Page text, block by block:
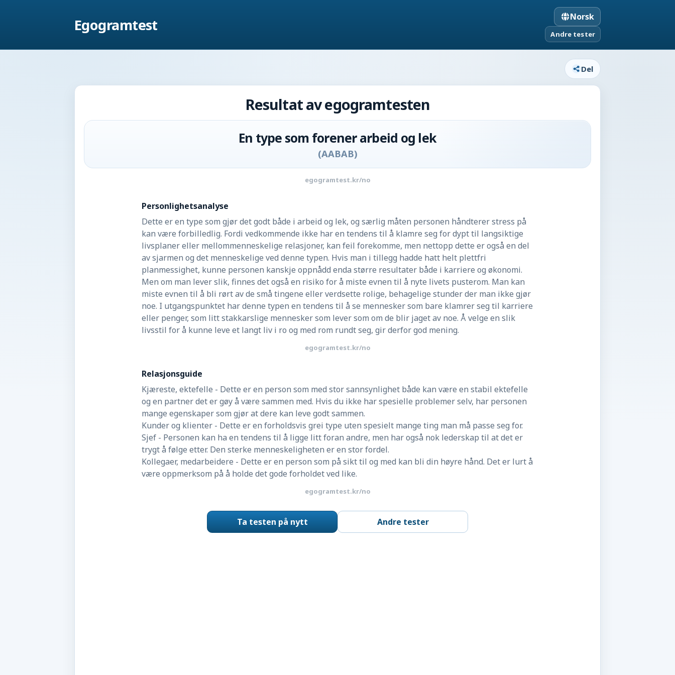
Egogramtest Norsk
Andre tester
Del
Resultat av egogramtesten
En type som forener arbeid og lek
(AABAB)
egogramtest.kr/no
Personlighetsanalyse
Dette er en type som gjør det godt både i arbeid og lek, og særlig måten personen håndterer stress på
kan være forbilledlig. Fordi vedkommende ikke har en tendens til å klamre seg for dypt til langsiktige
livsplaner eller mellommenneskelige relasjoner, kan feil forekomme, men nettopp dette er også en del
av sjarmen og det menneskelige ved denne typen. Hvis man i tillegg hadde hatt helt plettfri
planmessighet, kunne personen kanskje oppnådd enda større resultater både i karriere og økonomi.
Men om man lever slik, finnes det også en risiko for å miste evnen til å nyte livets pusterom. Man kan
miste evnen til å bli rørt av de små tingene eller verdsette rolige, behagelige stunder der man ikke gjør
noe. I utgangspunktet har denne typen en tendens til å se mennesker som bare klamrer seg til karriere
eller penger, som litt stakkarslige mennesker som lever som om de blir jaget av noe. Å velge en slik
livsstil for å kunne leve et langt liv i ro og med rom rundt seg, gir derfor god mening.
egogramtest.kr/no
Relasjonsguide
Kjæreste, ektefelle - Dette er en person som med stor sannsynlighet både kan være en stabil ektefelle
og en partner det er gøy å være sammen med. Hvis du ikke har spesielle problemer selv, har personen
mange egenskaper som gjør at dere kan leve godt sammen.
Kunder og klienter - Dette er en forholdsvis grei type uten spesielt mange ting man må passe seg for.
Sjef - Personen kan ha en tendens til å ligge litt foran andre, men har også nok lederskap til at det er
trygt å følge etter. Den sterke menneskeligheten er en stor fordel.
Kollegaer, medarbeidere - Dette er en person som på sikt til og med kan bli din høyre hånd. Det er lurt å
være oppmerksom på å holde det gode forholdet ved like.
egogramtest.kr/no
Ta testen på nytt Andre tester